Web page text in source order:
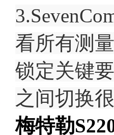
看所有测
锁定关键
之间切换
梅特勒